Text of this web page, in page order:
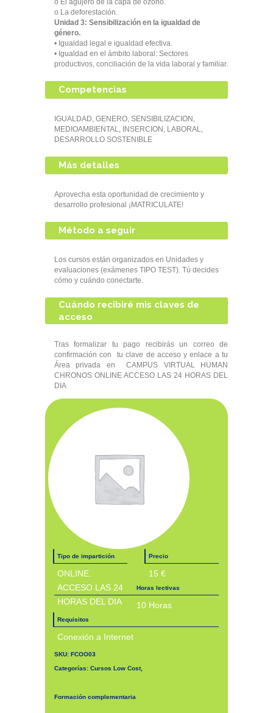
o El agujero de la capa de ozono.
o La deforestación.
Unidad 3: Sensibilización en la igualdad de
género.
• Igualdad legal e igualdad efectiva.
• Igualdad en el ámbito laboral: Sectores
productivos, conciliación de la vida laboral y familiar.
Competencias
IGUALDAD, GENERO, SENSIBILIZACION,
MEDIOAMBIENTAL, INSERCION, LABORAL,
DESARROLLO SOSTENIBLE
Más detalles
Aprovecha esta oportunidad de crecimiento y
desarrollo profesional ¡MATRICULATE!
Método a seguir
Los cursos están organizados en Unidades y
evaluaciones (exámenes TIPO TEST). Tú decides
cómo y cuándo conectarte.
Cuándo recibiré mis claves de
acceso
Tras formalizar tu pago recibirás un correo de
confirmación con tu clave de acceso y enlace a tu
Área privada en CAMPUS VIRTUAL HUMAN
CHRONOS ONLINE ACCESO LAS 24 HORAS DEL
DIA
Tipo de impartición
ONLINE.
ACCESO LAS 24
HORAS DEL DIA
Precio
15 €
Horas lectivas
10 Horas
Requisitos
Conexión a Internet
SKU: FCOO03
Categorías: Cursos Low Cost,
Formación complementaria